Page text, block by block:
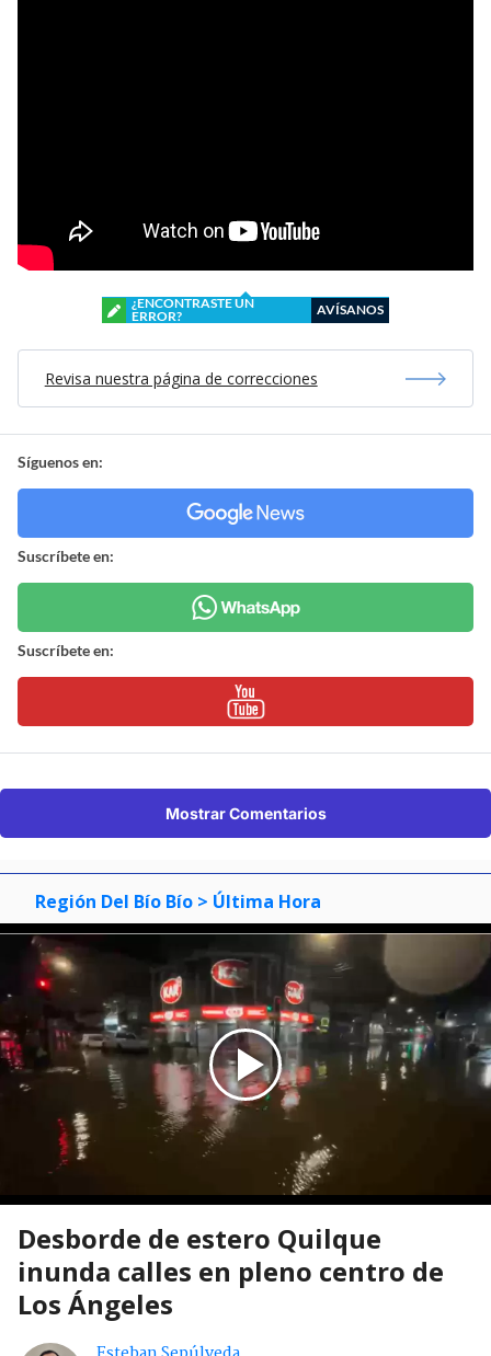
¿ENCONTRASTE UN
ERROR?
AVÍSANOS
Revisa nuestra página de correcciones
Síguenos en:
Suscríbete en:
Suscríbete en:
Mostrar Comentarios
Región Del Bío Bío > Última Hora
Desborde de estero Quilque
inunda calles en pleno centro de
Los Ángeles